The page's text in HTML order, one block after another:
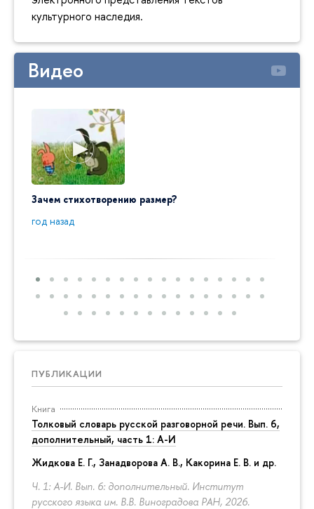
культурного наследия.
Видео
Зачем стихотворению размер?
год назад
ПУБЛИКАЦИИ
Книга
Толковый словарь русской разговорной речи. Вып. 6,
дополнительный, часть 1: А-И
Жидкова Е. Г., Занадворова А. В., Какорина Е. В. и др.
Ч. 1: А-И. Вып. 6: дополнительный. Институт
русского языка им. В.В. Виноградова РАН, 2026.